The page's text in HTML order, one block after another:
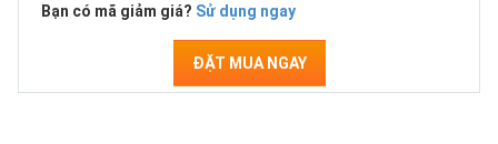
Bạn có mã giảm giá? Sử dụng ngay
ĐẶT MUA NGAY